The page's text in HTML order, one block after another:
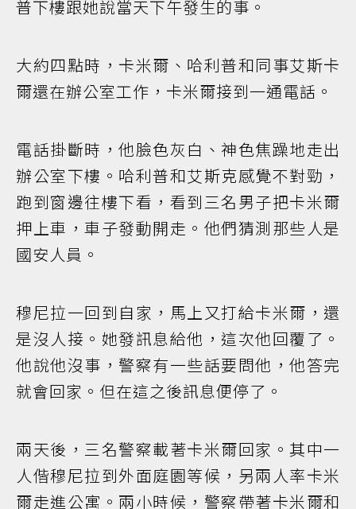
普下樓跟她說當天下午發生的事。
大約四點時，卡米爾、哈利普和同事艾斯卡
爾還在辦公室工作，卡米爾接到一通電話。
電話掛斷時，他臉色灰白、神色焦躁地走出
辦公室下樓。哈利普和艾斯克感覺不對勁，
跑到窗邊往樓下看，看到三名男子把卡米爾
押上車，車子發動開走。他們猜測那些人是
國安人員。
穆尼拉一回到自家，馬上又打給卡米爾，還
是沒人接。她發訊息給他，這次他回覆了。
他說他沒事，警察有一些話要問他，他答完
就會回家。但在這之後訊息便停了。
兩天後，三名警察載著卡米爾回家。其中一
人偕穆尼拉到外面庭園等候，另兩人率卡米
爾走進公寓。兩小時候，警察帶著卡米爾和